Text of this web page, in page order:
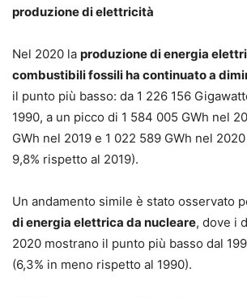
produzione di elettricità
Nel 2020 la produzione di energia
combustibili fossili ha continuato a
il punto più basso: da 1 226 156
1990, a un picco di 1 584 005 GWh nel
GWh nel 2019 e 1 022 589 GWh nel
9,8% rispetto al 2019).
Un andamento simile è stato osservato
di energia elettrica da nucleare, dove i
2020 mostrano il punto più basso dal
(6,3% in meno rispetto al 1990).